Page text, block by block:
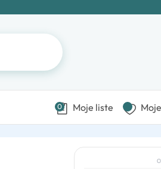
0 Moje liste